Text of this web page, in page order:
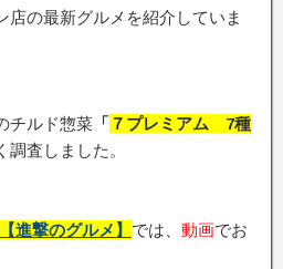
店の最新グルメを紹介していま
チルド惣菜 「 ７プレミアム 7種
調査しました。
進撃のグルメ】 では、 動画でお